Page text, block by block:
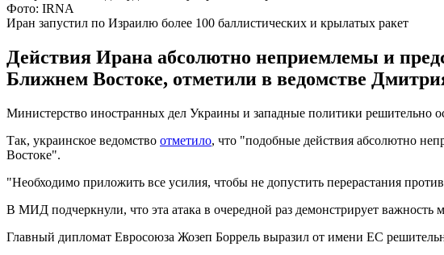
Фото: IRNA
Иран запустил по Израилю более 100 баллистических и крылатых ракет
Действия Ирана абсолютно неприемлемы и
Ближнем Востоке, отметили в ведомстве
Министерство иностранных дел Украины и западные политики решительно
Так, украинское ведомство отметило, что "подобные действия абсолютно
Востоке".
"Необходимо приложить все усилия, чтобы не допустить перерастания
В МИД подчеркнули, что эта атака в очередной раз демонстрирует
Главный дипломат Евросоюза Жозеп Боррель выразил от имени ЕС